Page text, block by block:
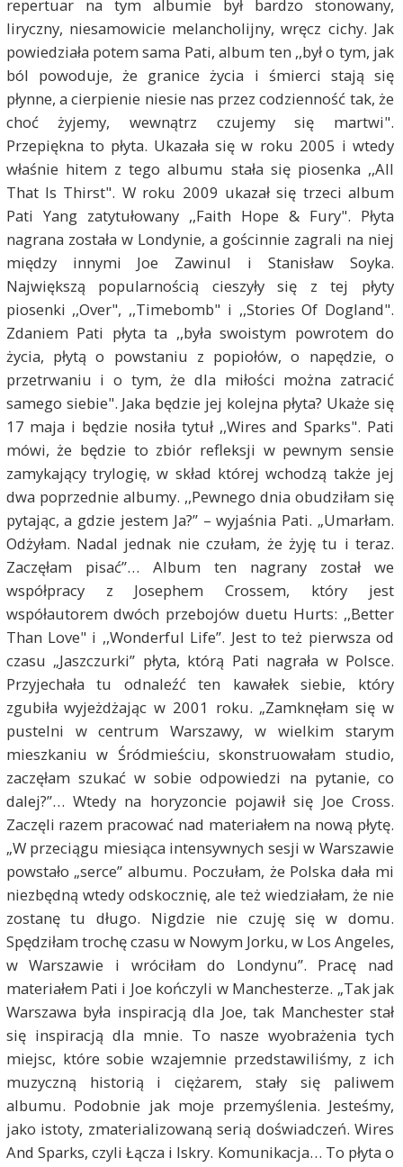
repertuar na tym albumie był bardzo stonowany,
liryczny, niesamowicie melancholijny, wręcz cichy. Jak
powiedziała potem sama Pati, album ten ,,był o tym, jak
ból powoduje, że granice życia i śmierci stają się
płynne, a cierpienie niesie nas przez codzienność tak, że
choć żyjemy, wewnątrz czujemy się martwi".
Przepiękna to płyta. Ukazała się w roku 2005 i wtedy
właśnie hitem z tego albumu stała się piosenka ,,All
That Is Thirst". W roku 2009 ukazał się trzeci album
Pati Yang zatytułowany ,,Faith Hope & Fury". Płyta
nagrana została w Londynie, a gościnnie zagrali na niej
między innymi Joe Zawinul i Stanisław Soyka.
Największą popularnością cieszyły się z tej płyty
piosenki ,,Over", ,,Timebomb" i ,,Stories Of Dogland".
Zdaniem Pati płyta ta ,,była swoistym powrotem do
życia, płytą o powstaniu z popiołów, o napędzie, o
przetrwaniu i o tym, że dla miłości można zatracić
samego siebie". Jaka będzie jej kolejna płyta? Ukaże się
17 maja i będzie nosiła tytuł ,,Wires and Sparks". Pati
mówi, że będzie to zbiór refleksji w pewnym sensie
zamykający trylogię, w skład której wchodzą także jej
dwa poprzednie albumy. ,,Pewnego dnia obudziłam się
pytając, a gdzie jestem Ja?” – wyjaśnia Pati. „Umarłam.
Odżyłam. Nadal jednak nie czułam, że żyję tu i teraz.
Zaczęłam pisać”… Album ten nagrany został we
współpracy z Josephem Crossem, który jest
współautorem dwóch przebojów duetu Hurts: ,,Better
Than Love" i ,,Wonderful Life”. Jest to też pierwsza od
czasu „Jaszczurki” płyta, którą Pati nagrała w Polsce.
Przyjechała tu odnaleźć ten kawałek siebie, który
zgubiła wyjeżdżając w 2001 roku. „Zamknęłam się w
pustelni w centrum Warszawy, w wielkim starym
mieszkaniu w Śródmieściu, skonstruowałam studio,
zaczęłam szukać w sobie odpowiedzi na pytanie, co
dalej?”… Wtedy na horyzoncie pojawił się Joe Cross.
Zaczęli razem pracować nad materiałem na nową płytę.
„W przeciągu miesiąca intensywnych sesji w Warszawie
powstało „serce” albumu. Poczułam, że Polska dała mi
niezbędną wtedy odskocznię, ale też wiedziałam, że nie
zostanę tu długo. Nigdzie nie czuję się w domu.
Spędziłam trochę czasu w Nowym Jorku, w Los Angeles,
w Warszawie i wróciłam do Londynu”. Pracę nad
materiałem Pati i Joe kończyli w Manchesterze. „Tak jak
Warszawa była inspiracją dla Joe, tak Manchester stał
się inspiracją dla mnie. To nasze wyobrażenia tych
miejsc, które sobie wzajemnie przedstawiliśmy, z ich
muzyczną historią i ciężarem, stały się paliwem
albumu. Podobnie jak moje przemyślenia. Jesteśmy,
jako istoty, zmaterializowaną serią doświadczeń. Wires
And Sparks, czyli Łącza i Iskry. Komunikacja… To płyta o